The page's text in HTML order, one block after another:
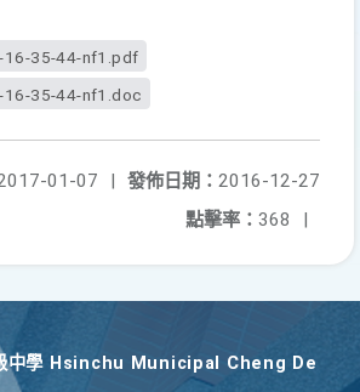
16-35-44-nf1.pdf
35-44-nf1.doc
發佈日期： 2016-12-27
01-07
|
點擊率： 368 |
中學 Hsinchu Municipal Cheng De